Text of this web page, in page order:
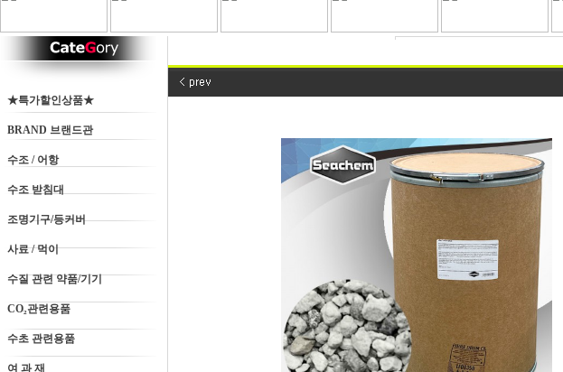
★특가할인상품★
BRAND 브랜드관
수조 / 어항
수조 받침대
조명기구/등커버
사료 / 먹이
수질 관련 약품/기기
CO₂관련용품
수초 관련용품
여 과 재